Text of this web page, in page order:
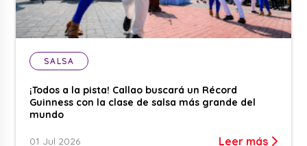
SALSA
¡Todos a la pista! Callao buscará un Récord
Guinness con la clase de salsa más grande del
mundo
01 Jul 2026 Leer más